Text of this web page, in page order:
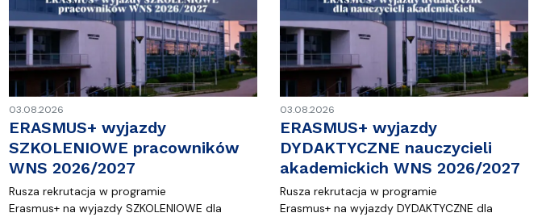
03.08.2026
ERASMUS+ wyjazdy
SZKOLENIOWE pracowników
WNS 2026/2027
Rusza rekrutacja w programie
Erasmus+ na wyjazdy SZKOLENIOWE dla
03.08.2026
ERASMUS+ wyjazdy
DYDAKTYCZNE nauczycieli
akademickich WNS 2026/2027
Rusza rekrutacja w programie
Erasmus+ na wyjazdy DYDAKTYCZNE dla